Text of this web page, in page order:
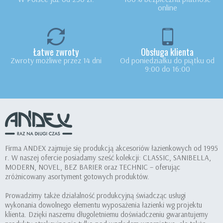
online
Łatwe zwroty
Zwroty możliwe przez 14 dni
Obsługa klienta
Od poniedziałku do piątku od
9:00 do 16:00
Firma ANDEX zajmuje się produkcją akcesoriów łazienkowych od 1995
r. W naszej ofercie posiadamy sześć kolekcji: CLASSIC, SANIBELLA,
MODERN, NOVEL, BEZ BARIER oraz TECHNIC – oferując
zróżnicowany asortyment gotowych produktów.
Prowadzimy także działalność produkcyjną świadcząc usługi
wykonania dowolnego elementu wyposażenia łazienki wg projektu
klienta. Dzięki naszemu długoletniemu doświadczeniu gwarantujemy